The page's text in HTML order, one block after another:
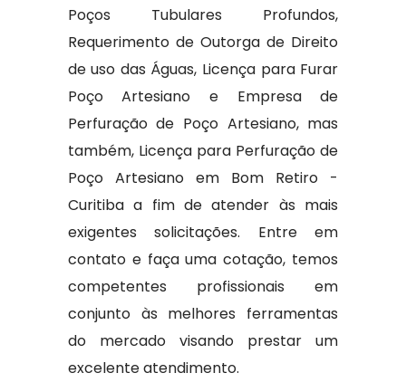
Poços Tubulares Profundos,
Requerimento de Outorga de Direito
de uso das Águas, Licença para Furar
Poço Artesiano e Empresa de
Perfuração de Poço Artesiano, mas
também, Licença para Perfuração de
Poço Artesiano em Bom Retiro -
Curitiba a fim de atender às mais
exigentes solicitações. Entre em
contato e faça uma cotação, temos
competentes profissionais em
conjunto às melhores ferramentas
do mercado visando prestar um
excelente atendimento.